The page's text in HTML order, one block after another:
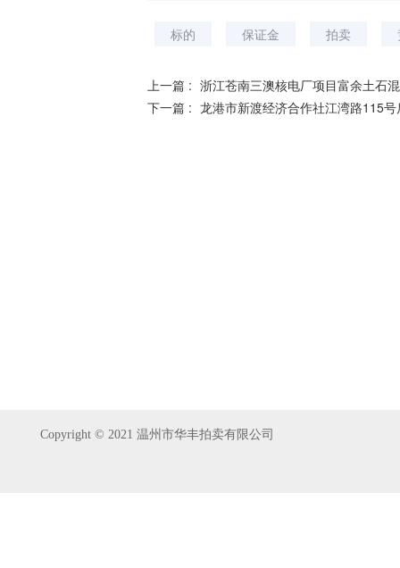
标的 保证金 拍卖
上一篇 : 浙江苍南三澳核电厂项目富余土石
下一篇 : 龙港市新渡经济合作社江湾路115
Copyright © 2021 温州市华丰拍卖有限公司